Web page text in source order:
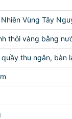
Vùng Tây
thỏi vàng bằng
quầy thu ngân,